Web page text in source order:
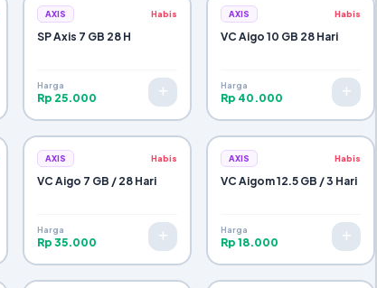
AXIS Habis
SP Axis 7 GB 28 H
Harga
Rp 25.000
AXIS Habis
VC Aigo 10 GB 28 Hari
Harga
Rp 40.000
AXIS Habis
VC Aigo 7 GB / 28 Hari
Harga
Rp 35.000
AXIS Habis
VC Aigom 12.5 GB / 3 Hari
Harga
Rp 18.000